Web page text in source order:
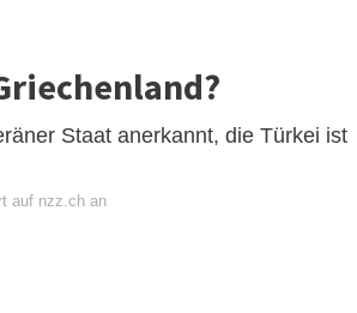
Staat anerkannt, die Türkei ist
auf nzz.ch an